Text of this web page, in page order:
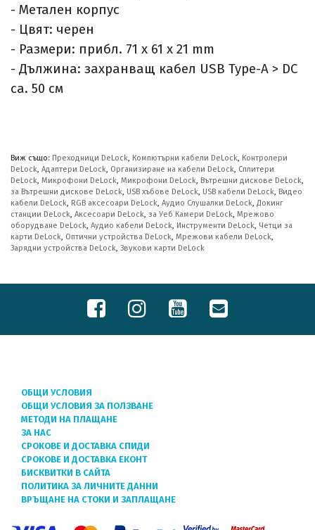
- Метален корпус
- Цвят: черен
- Размери: прибл. 71 x 61 x 21 mm
- Дължина: захранващ кабел USB Type-A > DC
ca. 50 см
Виж също: Преходници DeLock Компютърни кабели DeLock
Контролери
DeLock Адаптери DeLock Организиране на кабели DeLock
Сплитери
DeLock Микрофони DeLock Микрофони DeLock Вътрешни дискове DeLock
за Вътрешни дискове DeLock
USB хъбове DeLock USB кабели DeLock
Видео
кабели DeLock
RGB аксесоари DeLock Аудио Слушалки DeLock
Докинг
станции DeLock Аксесоари DeLock за Уеб Камери DeLock Мрежово
оборудване DeLock Аудио кабели DeLock Инструменти DeLock
Четци за
карти DeLock
Оптични устройства DeLock Мрежови кабели DeLock
Зарядни устройства DeLock Звукови карти DeLock
ОБЩИ УСЛОВИЯ
ОБЩИ УСЛОВИЯ ЗА ПОЛЗВАНЕ
МЕТОДИ НА ПЛАЩАНЕ
ЗА НАС
СРОКОВЕ И ДОСТАВКА СПИДИ
СРОКОВЕ И ДОСТАВКА ЕКОНТ
БИСКВИТКИ В САЙТА
ПОЛИТИКА ЗА ЛИЧНИТЕ ДАННИ
ВРЪЩАНЕ НА СТОКИ И ЗАПЛАЩАНЕ